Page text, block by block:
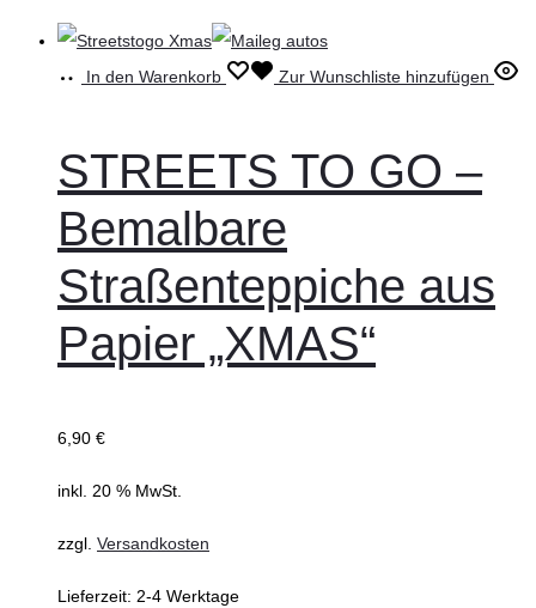
In den Warenkorb Zur Wunschliste hinzufügen
STREETS TO GO –
Bemalbare
Straßenteppiche aus
Papier „XMAS“
6,90 €
inkl. 20 % MwSt.
zzgl. Versandkosten
Lieferzeit: 2-4 Werktage